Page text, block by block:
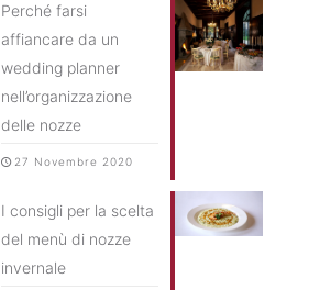
Perché farsi
affiancare da un
wedding planner
nell’organizzazione
delle nozze
27 Novembre 2020
I consigli per la scelta
del menù di nozze
invernale